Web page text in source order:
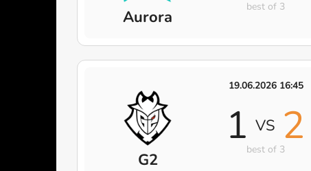
Aurora best of 3
19.06.2026 16:45
G2
1 VS 2
best of 3